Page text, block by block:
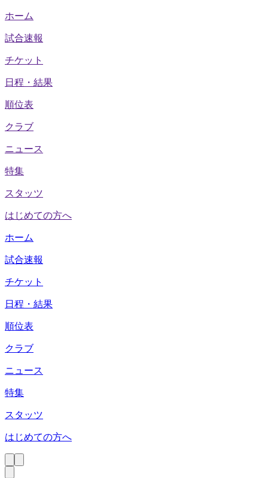
ホーム
試合速報
チケット
日程・結果
順位表
クラブ
ニュース
特集
スタッツ
はじめての方へ
ホーム
試合速報
チケット
日程・結果
順位表
クラブ
ニュース
特集
スタッツ
はじめての方へ